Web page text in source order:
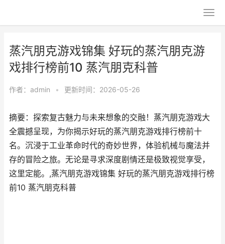
蒸汽朋克游戏锦集 好玩的蒸汽朋克游
戏排行榜前10 蒸汽朋克科普
作者： admin • 更新时间：2026-05-26
摘要：探索复古魅力与未来想象的交融！蒸汽朋克游戏大
全震撼呈现，为你揭示好玩的蒸汽朋克游戏排行榜前十
名。沉浸于工业革命时代的奇妙世界，体验机械与魔法并
存的冒险之旅。无论是寻求深度剧情还是极致视觉享受，
这里定能。,蒸汽朋克游戏锦集 好玩的蒸汽朋克游戏排行榜
前10 蒸汽朋克科普